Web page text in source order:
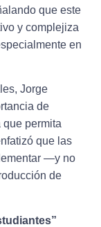
que este
y complejiza
en
Jorge
de
permita
que las
—y no
de